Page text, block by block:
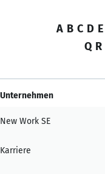
A B C D E
Q R
Unternehmen
New Work SE
Karriere